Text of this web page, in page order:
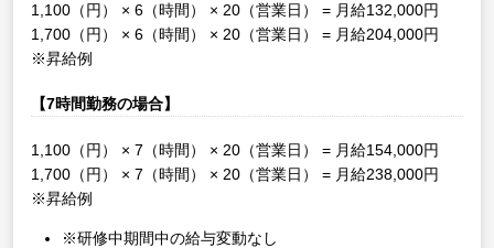
1,100（円） × 6（時間） × 20（営業日） = 月給132,000円
1,700（円） × 6（時間） × 20（営業日） = 月給204,000円
※昇給例
【7時間勤務の場合】
1,100（円） × 7（時間） × 20（営業日） = 月給154,000円
1,700（円） × 7（時間） × 20（営業日） = 月給238,000円
※昇給例
※研修中期間中の給与変動なし